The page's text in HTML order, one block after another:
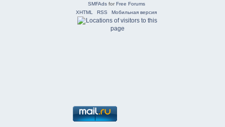
SMFAdsforFree Forums
XHTML
RSS Мобильная версия